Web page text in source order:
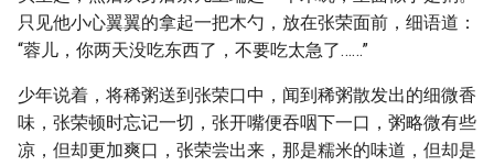
只见他小心翼翼的拿起一把木勺，放在张荣面前，细语道：
“蓉儿，你两天没吃东西了，不要吃太急了……”
少年说着，将稀粥送到张荣口中，闻到稀粥散发出的细微香
味，张荣顿时忘记一切，张开嘴便吞咽下一口，粥略微有些
凉，但却更加爽口，张荣尝出来，那是糯米的味道，但却是